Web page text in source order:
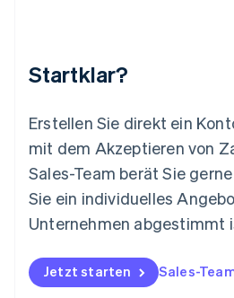
Startklar?
Erstellen Sie direkt ein
mit dem Akzeptieren von
Sales-Team berät Sie
Sie ein individuelles
Unternehmen abgestimmt
Jetzt starten Sales-
Español English
Niederlande
NederlandsEnglish
English
Österreich
Deutsch
Polen
Portugal
PortuguêsEnglish